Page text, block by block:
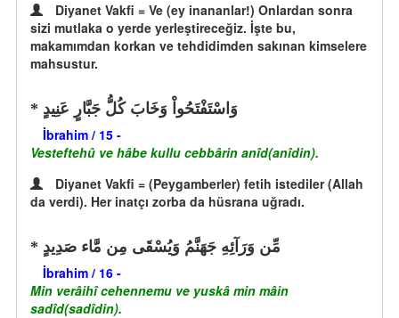
Diyanet Vakfi = Ve (ey inananlar!) Onlardan sonra
sizi mutlaka o yerde yerleştireceğiz. İşte bu,
makamımdan korkan ve tehdidimden sakınan kimselere
mahsustur.
وَاسْتَفْتَحُواْ وَخَابَ كُلُّ جَبَّارٍ عَنِيدٍ
İbrahim / 15 -
Vesteftehû ve hâbe kullu cebbârin anîd(anîdin).
Diyanet Vakfi = (Peygamberler) fetih istediler (Allah
da verdi). Her inatçı zorba da hüsrana uğradı.
مِّن وَرَآئِهِ جَهَنَّمُ وَيُسْقَى مِن مَّاء صَدِيدٍ
İbrahim / 16 -
Min verâihî cehennemu ve yuskâ min mâin
sadîd(sadîdin).